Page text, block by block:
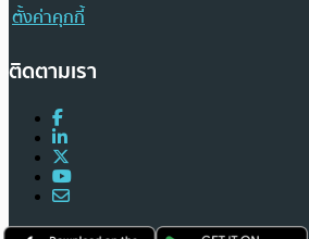
ตั้งค่าคุกกี้
ติดตามเรา